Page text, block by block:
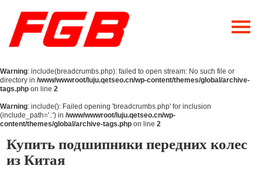
Главная
О Нас
Продукция
Новости
Warning: include(breadcrumbs.php): failed to open stream: No such file or
directory in /www/wwwroot/luju.qetseo.cn/wp-content/themes/global/archive-
tags.php on line 2
Warning: include(): Failed opening 'breadcrumbs.php' for inclusion
(include_path='.:') in /www/wwwroot/luju.qetseo.cn/wp-
content/themes/global/archive-tags.php on line 2
Купить подшипники передних колес
из Китая